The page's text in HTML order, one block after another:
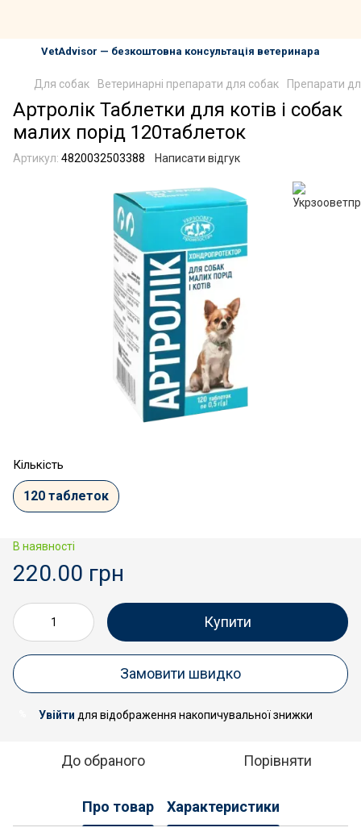
VetAdvisor — безкоштовна консультація ветеринара
Для собак Ветеринарні препарати для собак Препарати
Артролік Таблетки для котів і собак
малих порід 120таблеток
Артикул: 4820032503388 Написати відгук
Кількість
120 таблеток
В наявності
220.00 грн
Купити
Замовити швидко
Увійти для відображення накопичувальної знижки
До обраного Порівняти
Про товар Характеристики